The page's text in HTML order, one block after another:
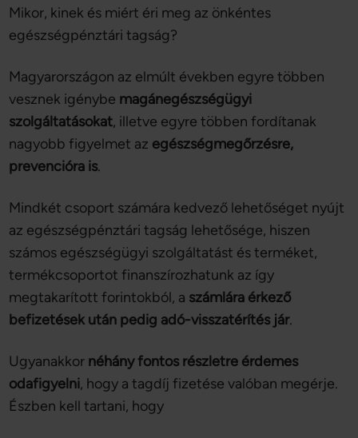
Mikor, kinek és miért éri meg az önkéntes
egészségpénztári tagság?
Magyarországon az elmúlt években egyre többen
vesznek igénybe magánegészségügyi
szolgáltatásokat, illetve egyre többen fordítanak
nagyobb figyelmet az egészségmegőrzésre,
prevencióra is.
Mindkét csoport számára kedvező lehetőséget nyújt
az egészségpénztári tagság lehetősége, hiszen
számos egészségügyi szolgáltatást és terméket,
termékcsoportot finanszírozhatunk az így
megtakarított forintokból, a számlára érkező
befizetések után pedig adó-visszatérítés jár.
Ugyanakkor néhány fontos részletre érdemes
odafigyelni, hogy a tagdíj fizetése valóban megérje.
Észben kell tartani, hogy